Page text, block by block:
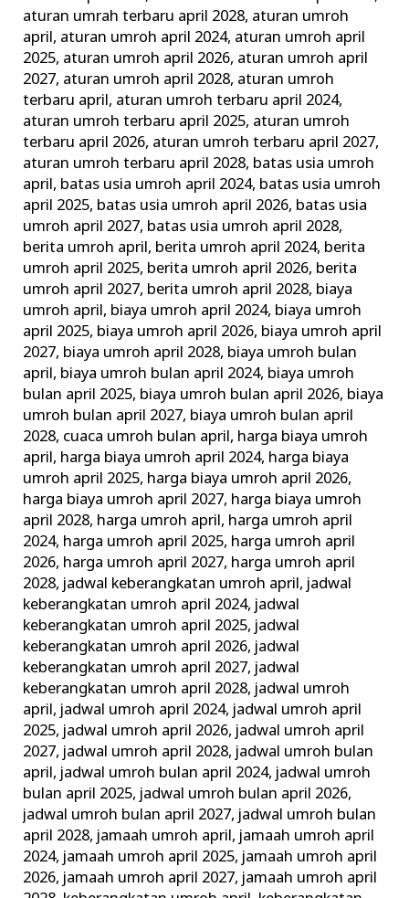
aturan umrah terbaru april 2028, aturan umroh
april, aturan umroh april 2024, aturan umroh april
2025, aturan umroh april 2026, aturan umroh april
2027, aturan umroh april 2028, aturan umroh
terbaru april, aturan umroh terbaru april 2024,
aturan umroh terbaru april 2025, aturan umroh
terbaru april 2026, aturan umroh terbaru april 2027,
aturan umroh terbaru april 2028, batas usia umroh
april, batas usia umroh april 2024, batas usia umroh
april 2025, batas usia umroh april 2026, batas usia
umroh april 2027, batas usia umroh april 2028,
berita umroh april, berita umroh april 2024, berita
umroh april 2025, berita umroh april 2026, berita
umroh april 2027, berita umroh april 2028, biaya
umroh april, biaya umroh april 2024, biaya umroh
april 2025, biaya umroh april 2026, biaya umroh april
2027, biaya umroh april 2028, biaya umroh bulan
april, biaya umroh bulan april 2024, biaya umroh
bulan april 2025, biaya umroh bulan april 2026, biaya
umroh bulan april 2027, biaya umroh bulan april
2028, cuaca umroh bulan april, harga biaya umroh
april, harga biaya umroh april 2024, harga biaya
umroh april 2025, harga biaya umroh april 2026,
harga biaya umroh april 2027, harga biaya umroh
april 2028, harga umroh april, harga umroh april
2024, harga umroh april 2025, harga umroh april
2026, harga umroh april 2027, harga umroh april
2028, jadwal keberangkatan umroh april, jadwal
keberangkatan umroh april 2024, jadwal
keberangkatan umroh april 2025, jadwal
keberangkatan umroh april 2026, jadwal
keberangkatan umroh april 2027, jadwal
keberangkatan umroh april 2028, jadwal umroh
april, jadwal umroh april 2024, jadwal umroh april
2025, jadwal umroh april 2026, jadwal umroh april
2027, jadwal umroh april 2028, jadwal umroh bulan
april, jadwal umroh bulan april 2024, jadwal umroh
bulan april 2025, jadwal umroh bulan april 2026,
jadwal umroh bulan april 2027, jadwal umroh bulan
april 2028, jamaah umroh april, jamaah umroh april
2024, jamaah umroh april 2025, jamaah umroh april
2026, jamaah umroh april 2027, jamaah umroh april
Memilih
Agen
Travel
Terbaik